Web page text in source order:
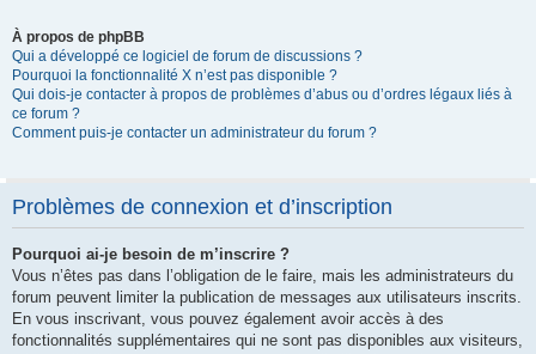
À propos de phpBB
Qui a développé ce logiciel de forum de discussions ?
Pourquoi la fonctionnalité X n’est pas disponible ?
Qui dois-je contacter à propos de problèmes d’abus ou d’ordres légaux liés à
ce forum ?
Comment puis-je contacter un administrateur du forum ?
Problèmes de connexion et d’inscription
Pourquoi ai-je besoin de m’inscrire ?
Vous n’êtes pas dans l’obligation de le faire, mais les administrateurs du
forum peuvent limiter la publication de messages aux utilisateurs inscrits.
En vous inscrivant, vous pouvez également avoir accès à des
fonctionnalités supplémentaires qui ne sont pas disponibles aux visiteurs,